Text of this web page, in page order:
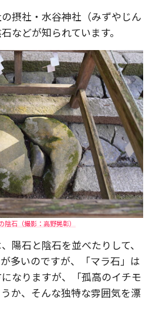
摂社・水谷神社（みずやじん
などが知られています。
陰石（撮影：高野晃彰）
陽石と陰石を並べたりして、
多いのですが、「マラ石」は
なりますが、「孤高のイチモ
か、そんな独特な雰囲気を漂